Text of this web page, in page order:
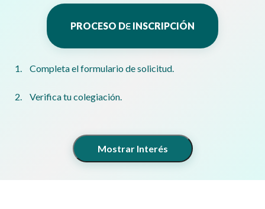
PROCESO DE INSCRIPCIÓN
Completa el formulario de solicitud.
Verifica tu colegiación.
Mostrar Interés